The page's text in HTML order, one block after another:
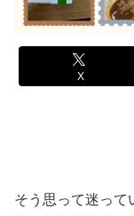
X
そう思って迷って